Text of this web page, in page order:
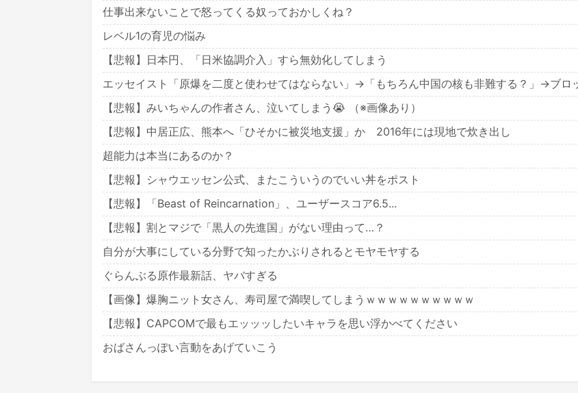
仕事出来ないことで怒ってくる奴っておかしくね？
レベル1の育児の悩み
【悲報】日本円、「日米協調介入」すら無効化してしまう
エッセイスト「原爆を二度と使わせてはならない」→「もちろん中国の核も非難する？」→ブロ
【悲報】みいちゃんの作者さん、泣いてしまう😭 （※画像あり）
【悲報】中居正広、熊本へ「ひそかに被災地支援」か 2016年には現地で炊き出し
超能力は本当にあるのか？
【悲報】シャウエッセン公式、またこういうのでいい丼をポスト
【悲報】「Beast of Reincarnation」、ユーザースコア6.5...
【悲報】割とマジで「黒人の先進国」がない理由って…？
自分が大事にしている分野で知ったかぶりされるとモヤモヤする
ぐらんぶる原作最新話、ヤバすぎる
【画像】爆胸ニット女さん、寿司屋で満喫してしまうｗｗｗｗｗｗｗｗｗｗ
【悲報】CAPCOMで最もエッッッしたいキャラを思い浮かべてください
おばさんっぽい言動をあげていこう